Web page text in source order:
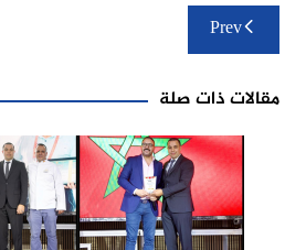
تصفّح
المقالات
Prev
مقالات ذات صلة